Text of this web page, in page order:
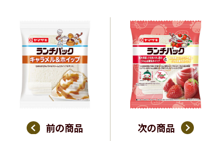
前の商品 次の商品